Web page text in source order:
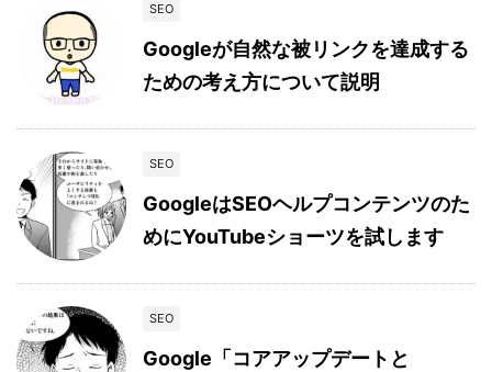
SEO
Googleが自然な被リンクを達成する
ための考え方について説明
SEO
GoogleはSEOヘルプコンテンツのた
めにYouTubeショーツを試します
SEO
Google「コアアップデートと